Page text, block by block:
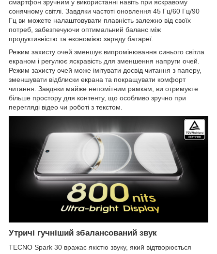
смартфон зручним у використанні навіть при яскравому
сонячному світлі. Завдяки частоті оновлення 45 Гц/60 Гц/90
Гц ви можете налаштовувати плавність залежно від своїх
потреб, забезпечуючи оптимальний баланс між
продуктивністю та економією заряду батареї.
Режим захисту очей зменшує випромінювання синього світла
екраном і регулює яскравість для зменшення напруги очей.
Режим захисту очей може імітувати досвід читання з паперу,
зменшувати відблиски екрана та покращувати комфорт
читання. Завдяки майже непомітним рамкам, ви отримуєте
більше простору для контенту, що особливо зручно при
перегляді відео чи роботі з текстом.
Утричі гучніший збалансований звук
TECNO Spark 30 вражає якістю звуку, який відтворюється